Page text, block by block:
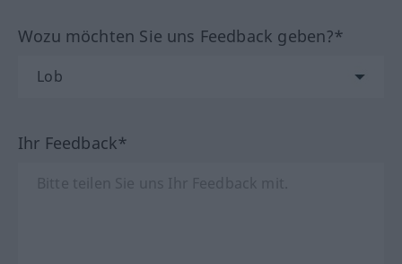
Wozu möchten Sie uns Feedback geben?*
Ihr Feedback*